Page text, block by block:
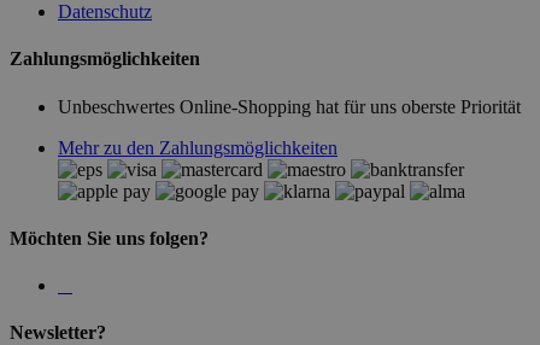
Datenschutz
Zahlungsmöglichkeiten
Unbeschwertes Online-Shopping hat für uns oberste Priorität
Mehr zu den Zahlungsmöglichkeiten
Möchten Sie uns folgen?
Newsletter?